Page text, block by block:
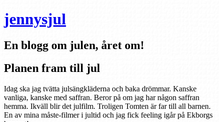
jennysjul
En blogg om julen, året om!
Planen fram till jul
Idag ska jag tvätta julsängkläderna och baka drömmar. Kanske
vanliga, kanske med saffran. Beror på om jag har någon saffran
hemma. Ikväll blir det julfilm. Troligen Tomten är far till all barnen.
En av mina måste-filmer i jultid och jag fick feeling igår på Ekborgs